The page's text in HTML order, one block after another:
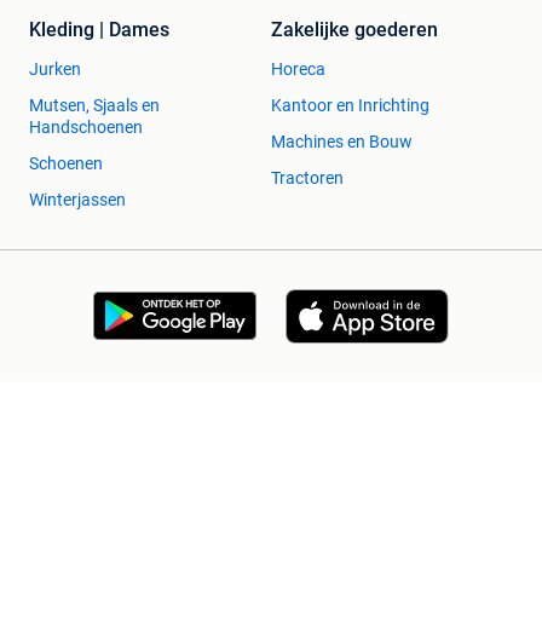
Kleding | Dames
Jurken
Mutsen, Sjaals en
Handschoenen
Schoenen
Winterjassen
Zakelijke goederen
Horeca
Kantoor en Inrichting
Machines en Bouw
Tractoren